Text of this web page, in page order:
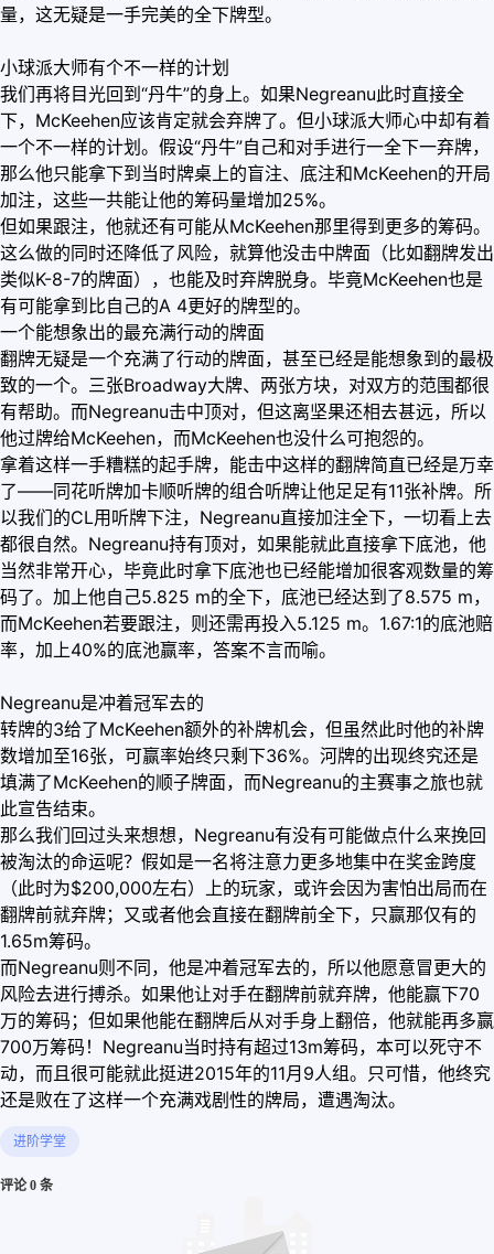
量，这无疑是一手完美的全下牌型。
小球派大师有个不一样的计划
我们再将目光回到“丹牛”的身上。如果Negreanu此时直接全
下，McKeehen应该肯定就会弃牌了。但小球派大师心中却有着
一个不一样的计划。假设“丹牛”自己和对手进行一全下一弃牌，
那么他只能拿下到当时牌桌上的盲注、底注和McKeehen的开局
加注，这些一共能让他的筹码量增加25%。
但如果跟注，他就还有可能从McKeehen那里得到更多的筹码。
这么做的同时还降低了风险，就算他没击中牌面（比如翻牌发出
类似K-8-7的牌面），也能及时弃牌脱身。毕竟McKeehen也是
有可能拿到比自己的A 4更好的牌型的。
一个能想象出的最充满行动的牌面
翻牌无疑是一个充满了行动的牌面，甚至已经是能想象到的最极
致的一个。三张Broadway大牌、两张方块，对双方的范围都很
有帮助。而Negreanu击中顶对，但这离坚果还相去甚远，所以
他过牌给McKeehen，而McKeehen也没什么可抱怨的。
拿着这样一手糟糕的起手牌，能击中这样的翻牌简直已经是万幸
了——同花听牌加卡顺听牌的组合听牌让他足足有11张补牌。所
以我们的CL用听牌下注，Negreanu直接加注全下，一切看上去
都很自然。Negreanu持有顶对，如果能就此直接拿下底池，他
当然非常开心，毕竟此时拿下底池也已经能增加很客观数量的筹
码了。加上他自己5.825 m的全下，底池已经达到了8.575 m，
而McKeehen若要跟注，则还需再投入5.125 m。1.67:1的底池赔
率，加上40%的底池赢率，答案不言而喻。
Negreanu是冲着冠军去的
转牌的3给了McKeehen额外的补牌机会，但虽然此时他的补牌
数增加至16张，可赢率始终只剩下36%。河牌的出现终究还是
填满了McKeehen的顺子牌面，而Negreanu的主赛事之旅也就
此宣告结束。
那么我们回过头来想想，Negreanu有没有可能做点什么来挽回
被淘汰的命运呢？假如是一名将注意力更多地集中在奖金跨度
（此时为$200,000左右）上的玩家，或许会因为害怕出局而在
翻牌前就弃牌；又或者他会直接在翻牌前全下，只赢那仅有的
1.65m筹码。
而Negreanu则不同，他是冲着冠军去的，所以他愿意冒更大的
风险去进行搏杀。如果他让对手在翻牌前就弃牌，他能赢下70
万的筹码；但如果他能在翻牌后从对手身上翻倍，他就能再多赢
700万筹码！Negreanu当时持有超过13m筹码，本可以死守不
动，而且很可能就此挺进2015年的11月9人组。只可惜，他终究
还是败在了这样一个充满戏剧性的牌局，遭遇淘汰。
进阶学堂
评论 0 条